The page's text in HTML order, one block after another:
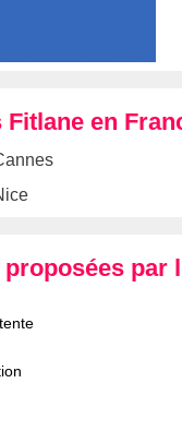
Fitlane en
par